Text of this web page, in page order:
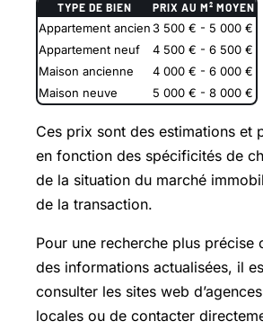
TYPE DE BIEN PRIX AU M² MOYEN
Appartement ancien 3 500 € - 5 000 €
Appartement neuf
4 500 € - 6 500 €
Maison ancienne
4 000 € - 6 000 €
Maison neuve
5 000 € - 8 000 €
Ces prix sont des estimations et
en fonction des spécificités de
de la situation du marché
de la transaction.
Pour une recherche plus précise
des informations actualisées, il
consulter les sites web
locales ou de contacter